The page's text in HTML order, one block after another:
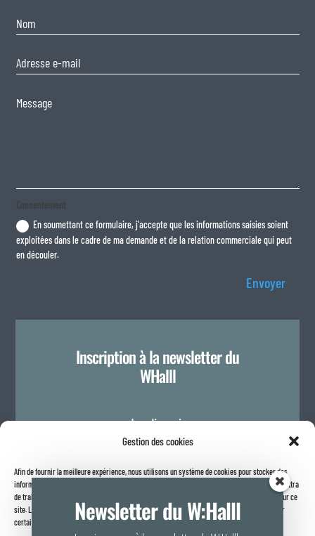
Gestion des cookies
Afin de fournir la meilleure expérience, nous utilisons un système de cookies pour stocker des
informations sur votre navigateur internet. Le fait de consentir à ces technologies nous permettra
de traiter des données telles que le comportement de navigation ou les identifiants uniques sur ce
site. Le fait de ne pas consentir ou de retirer son consentement peut avoir un effet négatif sur
certaines caractéristiques et fonctions.
Consentement
En soumettant ce formulaire, j'accepte que les informations saisies soient
exploitées dans le cadre de ma demande et de la relation commerciale qui peut
en découler.
Envoyer
Inscription à la newsletter du
WHalll
Je m'inscris
Politique de confidentialité
Newsletter du W:Halll